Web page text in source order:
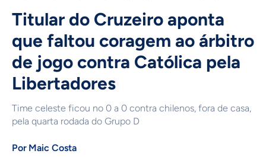
Titular do Cruzeiro aponta
que faltou coragem ao árbitro
de jogo contra Católica pela
Libertadores
Time celeste ficou no 0 a 0 contra chilenos, fora de casa,
pela quarta rodada do Grupo D
Por Maic Costa